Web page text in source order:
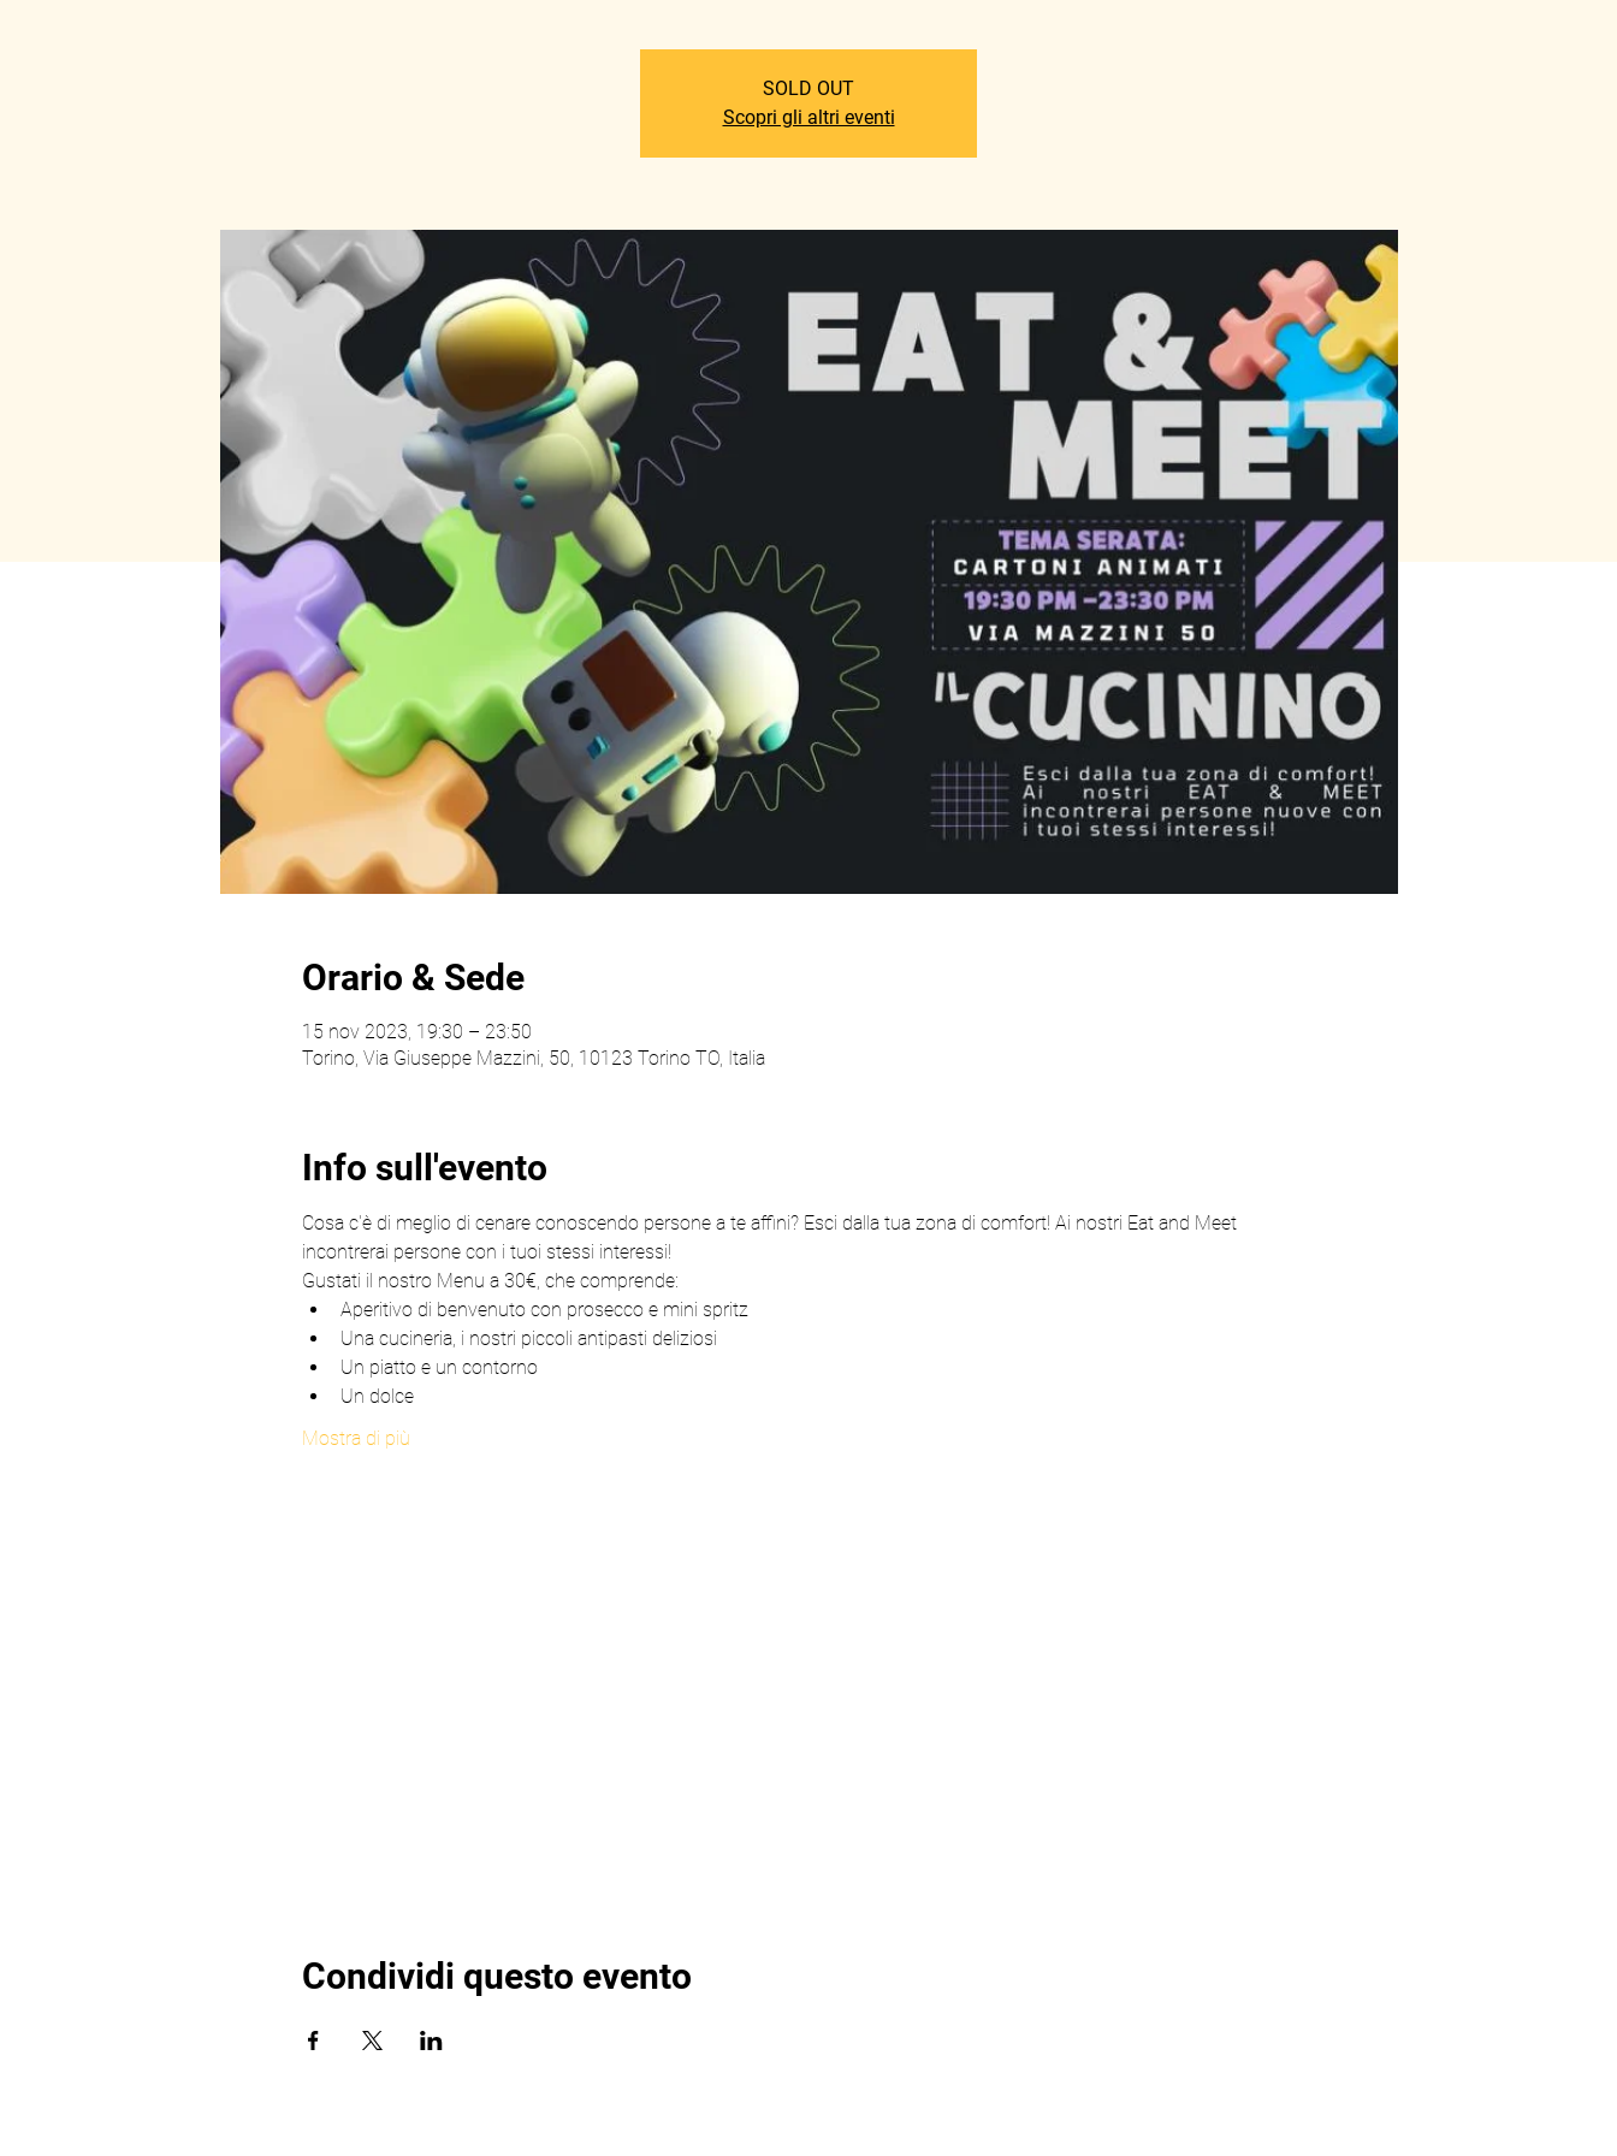
SOLD OUT
Scopri gli altri eventi
Orario & Sede
15 nov 2023, 19:30 – 23:50
Torino, Via Giuseppe Mazzini, 50, 10123 Torino TO, Italia
Info sull'evento
Cosa c'è di meglio di cenare conoscendo persone a te affini? Esci dalla tua zona di comfort! Ai nostri Eat and Meet
incontrerai persone con i tuoi stessi interessi!
Gustati il nostro Menu a 30€, che comprende:
Aperitivo di benvenuto con prosecco e mini spritz
Una cucineria, i nostri piccoli antipasti deliziosi
Un piatto e un contorno
Un dolce
Mostra di più
Condividi questo evento